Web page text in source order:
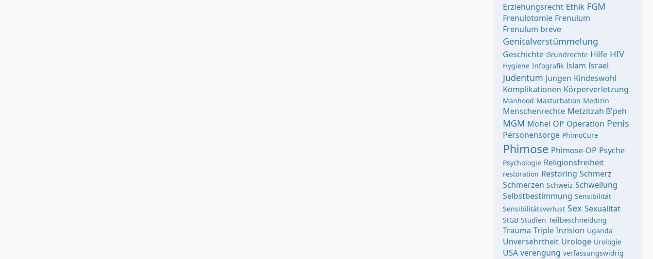
Erziehungsrecht Ethik FGM
Frenulotomie Frenulum
Frenulum breve
Genitalverstümmelung
Geschichte Grundrechte Hilfe HIV
Hygiene Infografik Islam Israel
Judentum Jungen Kindeswohl
Komplikationen Körperverletzung
Manhood Masturbation Medizin
Menschenrechte Metzitzah B'peh
MGM Mohel OP Operation Penis
Personensorge PhimoCure
Phimose Phimose-OP Psyche
Psychologie Religionsfreiheit
restoration Restoring Schmerz
Schmerzen Schweiz Schwellung
Selbstbestimmung Sensibilität
Sensibilitätsverlust Sex Sexualität
StGB Studien Teilbeschneidung
Trauma Triple Inzision Uganda
Unversehrtheit Urologe Urologie
USA verengung verfassungswidrig